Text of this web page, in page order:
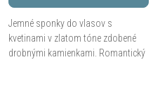
Jemné sponky do vlasov s
kvetinami v zlatom tóne zdobené
drobnými kamienkami. Romantický